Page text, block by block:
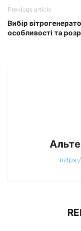
Previous article
Вибір
особливості та